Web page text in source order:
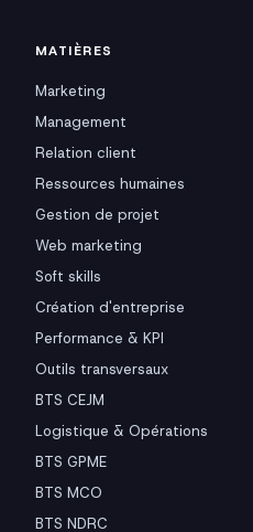
MATIÈRES
Marketing
Management
Relation client
Ressources humaines
Gestion de projet
Web marketing
Soft skills
Création d'entreprise
Performance & KPI
Outils transversaux
BTS CEJM
Logistique & Opérations
BTS GPME
BTS MCO
BTS NDRC